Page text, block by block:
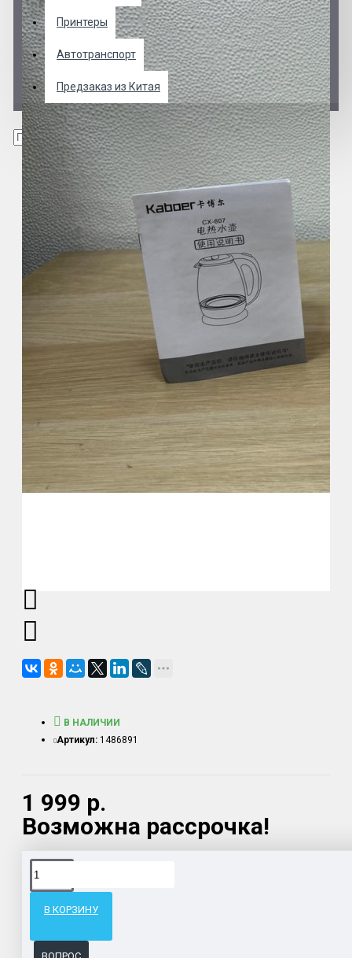
Принтеры
Автотранспорт
Предзаказ из Китая
1 999 р.
Возможна рассрочка!
В НАЛИЧИИ
Артикул: 1486891
В КОРЗИНУ
Доставка товара по всему Таможенному союзу.